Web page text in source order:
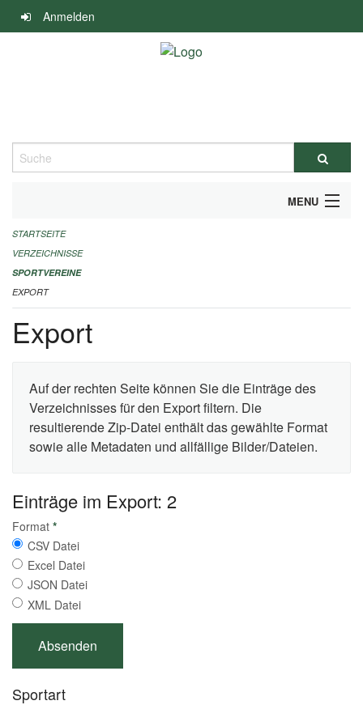
Navigation
überspringen
Anmelden
Suche
MENU
ALLGEMEINE INFORMATIONEN
FINANZIELLE UNTERSTÜTZUNG BENÖTIGT?
KONTAKT
STARTSEITE
VERZEICHNISSE
SPORTVEREINE
EXPORT
Export
Auf der rechten Seite können Sie die Einträge des
Verzeichnisses für den Export filtern. Die
resultierende Zip-Datei enthält das gewählte Format
sowie alle Metadaten und allfällige Bilder/Dateien.
Einträge im Export: 2
Format *
CSV Datei
Excel Datei
JSON Datei
XML Datei
Sportart